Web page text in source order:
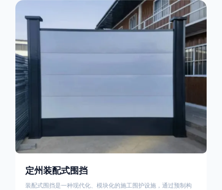
定州装配式围挡
装配式围挡是一种现代化、模块化的施工围护设施，通过预制构